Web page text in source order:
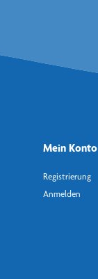
Mein Konto
Registrierung
Anmelden